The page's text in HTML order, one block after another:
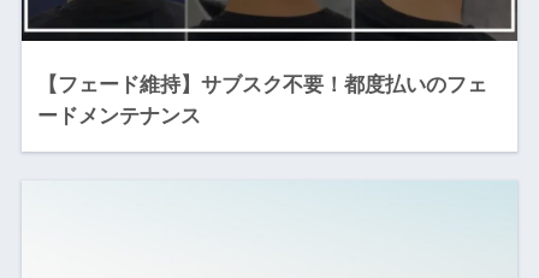
【フェード維持】サブスク不要！都度払いのフェ
ードメンテナンス